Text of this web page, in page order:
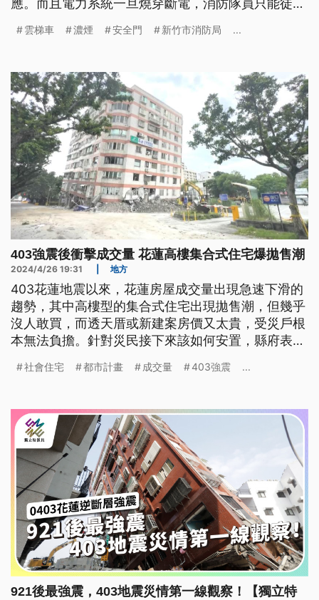
應。而且電力系統一旦燒穿斷電，消防隊員只能徒步
大樓消防設備。
雲梯車 濃煙 安全門 新竹市消防局 ...
403強震後衝擊成交量 花蓮高樓集合式住宅爆拋售潮
2024/4/26 19:31 地方
403花蓮地震以來，花蓮房屋成交量出現急速下滑的
趨勢，其中高樓型的集合式住宅出現拋售潮，但幾乎
沒人敢買，而透天厝或新建案房價又太貴，受災戶根
本無法負擔。針對災民接下來該如何安置，縣府表示
前正與慈濟基金會合作，協助興建中繼屋。
社會住宅 都市計畫 成交量 403強震 ...
921後最強震，403地震災情第一線觀察！【獨立特